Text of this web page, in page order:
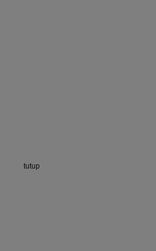
tutup